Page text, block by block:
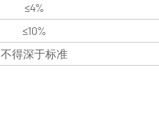
≤4%
≤10%
不得深于标准